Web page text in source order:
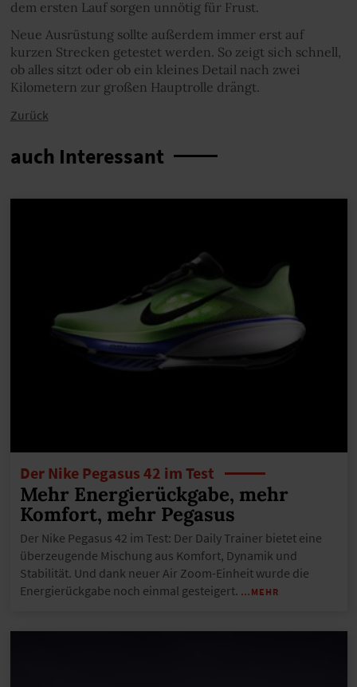
dem ersten Lauf sorgen unnötig für Frust.
Neue Ausrüstung sollte außerdem immer erst auf
kurzen Strecken getestet werden. So zeigt sich schnell,
ob alles sitzt oder ob ein kleines Detail nach zwei
Kilometern zur großen Hauptrolle drängt.
Zurück
auch Interessant
Der Nike Pegasus 42 im Test
Mehr Energierückgabe, mehr
Komfort, mehr Pegasus
Der Nike Pegasus 42 im Test: Der Daily Trainer bietet eine
überzeugende Mischung aus Komfort, Dynamik und
Stabilität. Und dank neuer Air Zoom-Einheit wurde die
Energierückgabe noch einmal gesteigert. …MEHR